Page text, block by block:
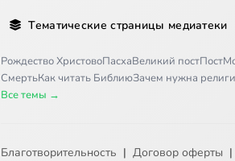
Тематические страницы медиатеки
Рождество ХристовоПасхаВеликий постПост
СмертьКак читать БиблиюЗачем нужна
Все темы →
Благотворительность | Договор оферты |